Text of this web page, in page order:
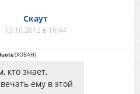
Скаут
13.10.2012 в 16:44
(XOBAH)
кто знает,
ему в этой